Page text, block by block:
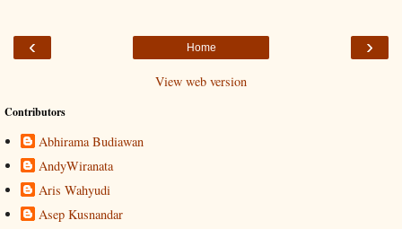
‹ ›
Home
View web version
Contributors
Abhirama Budiawan
AndyWiranata
Aris Wahyudi
Asep Kusnandar